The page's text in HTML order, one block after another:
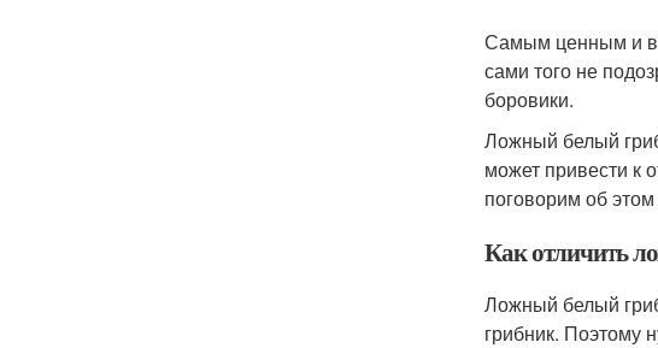
Самым ценным и
сами того не
боровики.
Ложный белый
может привести к
поговорим об
Как отличить
Ложный белый
грибник. Поэтому